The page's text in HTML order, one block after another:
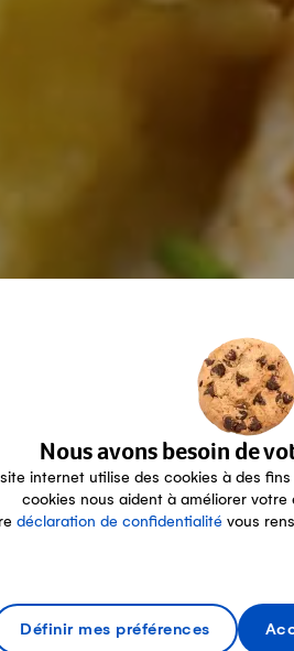
Nous avons besoin de
internet utilise des cookies à des
cookies nous aident à améliorer
déclaration de confidentialité vous
Définir mes préférences